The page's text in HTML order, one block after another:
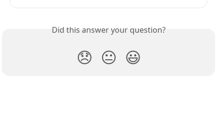
Did this answer your question?
😞 😐 😃